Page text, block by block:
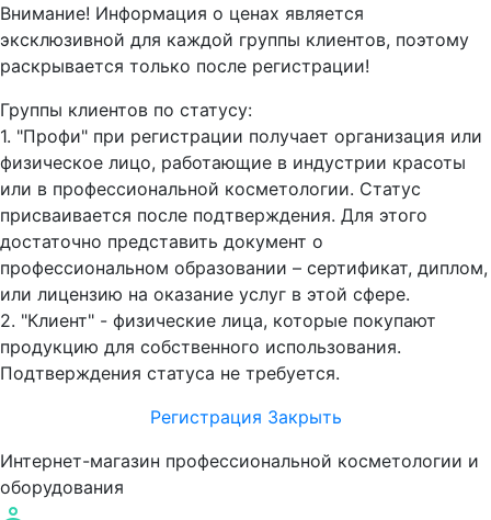
Внимание! Информация о ценах является
эксклюзивной для каждой группы клиентов, поэтому
раскрывается только после регистрации!
Группы клиентов по статусу:
1. "Профи" при регистрации получает организация или
физическое лицо, работающие в индустрии красоты
или в профессиональной косметологии. Статус
присваивается после подтверждения. Для этого
достаточно представить документ о
профессиональном образовании – сертификат, диплом,
или лицензию на оказание услуг в этой сфере.
2. "Клиент" - физические лица, которые покупают
продукцию для собственного использования.
Подтверждения статуса не требуется.
Регистрация Закрыть
Интернет-магазин профессиональной косметологии и
оборудования